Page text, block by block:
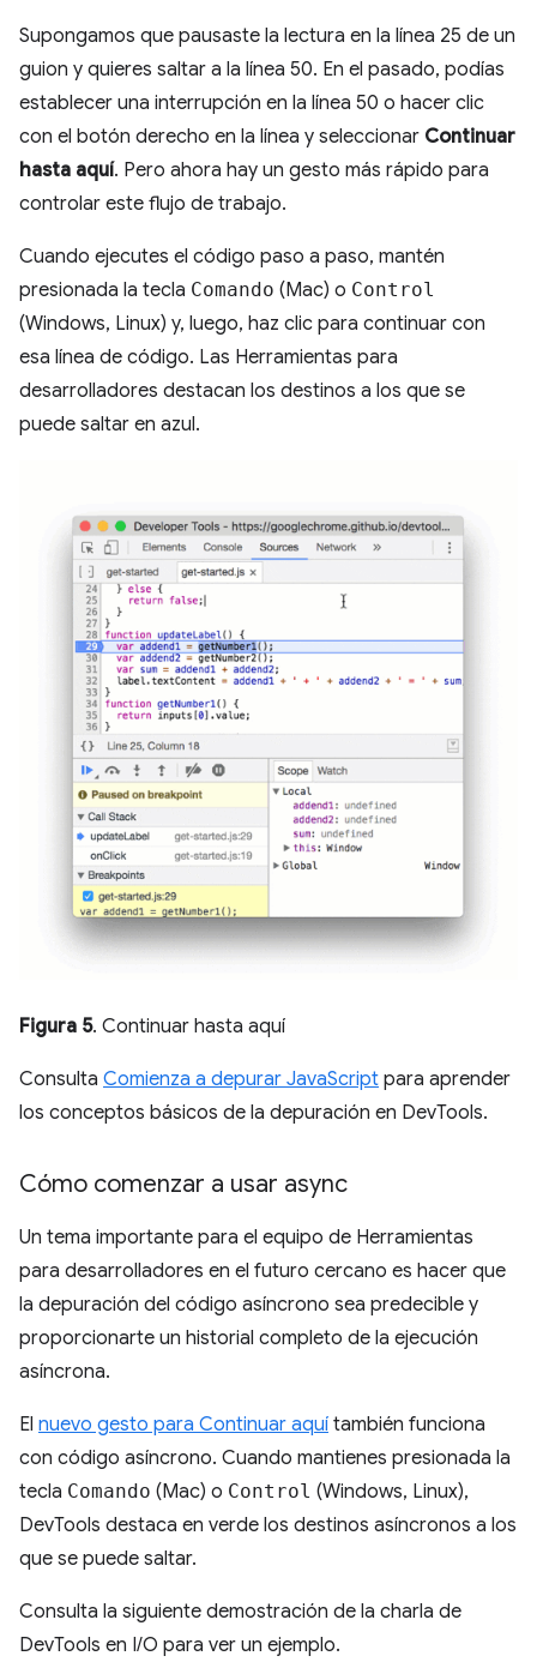
Supongamos que pausaste la lectura en la línea 25 de un
guion y quieres saltar a la línea 50. En el pasado, podías
establecer una interrupción en la línea 50 o hacer clic
con el botón derecho en la línea y seleccionar Continuar
hasta aquí. Pero ahora hay un gesto más rápido para
controlar este flujo de trabajo.
Cuando ejecutes el código paso a paso, mantén
presionada la tecla Comando (Mac) o Control
(Windows, Linux) y, luego, haz clic para continuar con
esa línea de código. Las Herramientas para
desarrolladores destacan los destinos a los que se
puede saltar en azul.
Figura 5. Continuar hasta aquí
Consulta Comienza a depurar JavaScript para aprender
los conceptos básicos de la depuración en DevTools.
Cómo comenzar a usar async
Un tema importante para el equipo de Herramientas
para desarrolladores en el futuro cercano es hacer que
la depuración del código asíncrono sea predecible y
proporcionarte un historial completo de la ejecución
asíncrona.
El nuevo gesto para Continuar aquí también funciona
con código asíncrono. Cuando mantienes presionada la
tecla Comando (Mac) o Control (Windows, Linux),
DevTools destaca en verde los destinos asíncronos a los
que se puede saltar.
Consulta la siguiente demostración de la charla de
DevTools en I/O para ver un ejemplo.